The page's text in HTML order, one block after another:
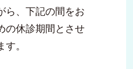
ら、下記の間をお
の休診期間とさせ
。